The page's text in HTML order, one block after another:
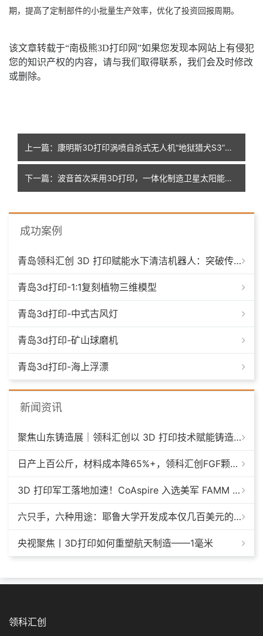
期，提高了定制部件的小批量生产效率，优化了投资回报周期。
该文章转载于“南极熊3D打印网”如果您发现本网站上有侵犯
您的知识产权的内容，请与我们取得联系，我们会及时修改
或删除。
上一篇：康明斯3D打印涡喷自杀式无人机“地狱猎犬S3”完成首飞，验证最大射程超60公里
下一篇：波音首次采用3D打印，一体化制造卫星太阳能电池阵
成功案例
青岛领科汇创 3D 打印赋能水下清洁机器人：突破传统制造，深耕海洋智能装备新场景
青岛3d打印-1:1复刻植物三维模型
青岛3d打印-中式古风灯
青岛3d打印-矿山球磨机
青岛3d打印-海上浮漂
新闻资讯
聚焦山东铸造展｜领科汇创以 3D 打印技术赋能铸造模具革新
日产上百公斤，材料成本降65%+，领科汇创FGF颗粒料3D打印机
3D 打印军工落地加速！CoAspire 入选美军 FAMM 导弹项目，RAACM 巡航导弹依托增材制造推进量产
六只手，六种用途：耶鲁大学开发成本仅几百美元的3D打印多功能假肢套装
央视聚焦丨3D打印如何重塑航天制造——1毫米
领科汇创